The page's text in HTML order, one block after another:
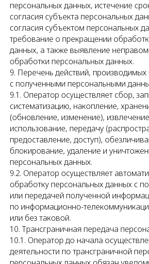
персональных данных, истечение
согласия субъекта персональных
согласия субъектом персональных
требование о прекращении
данных, а также выявление
обработки персональных данных.
9. Перечень действий,
с полученными персональными
9.1. Оператор осуществляет сбор,
систематизацию, накопление,
(обновление, изменение),
использование, передачу
предоставление, доступ),
блокирование, удаление и
персональных данных.
9.2. Оператор осуществляет
обработку персональных данных с
или передачей полученной
по информационно-
или без таковой.
10. Трансграничная передача
10.1. Оператор до начала
деятельности по трансграничной